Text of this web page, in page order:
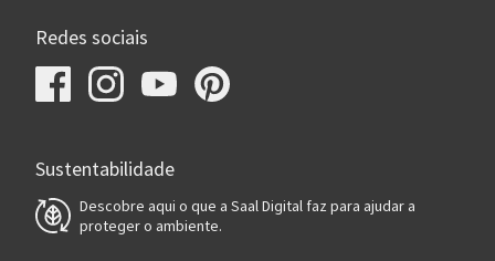
Redes sociais
Sustentabilidade
Descobre aqui o que a Saal Digital faz para ajudar a
proteger o ambiente.